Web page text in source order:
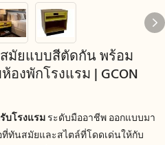
มัยแบบสีตัดกัน พร้อม
งพักโรงแรม | GCON
บโรงแรมระดับมืออาชีพ ออกแบบมา
ที่ทันสมัยและสไตล์ที่โดดเด่นให้กับ